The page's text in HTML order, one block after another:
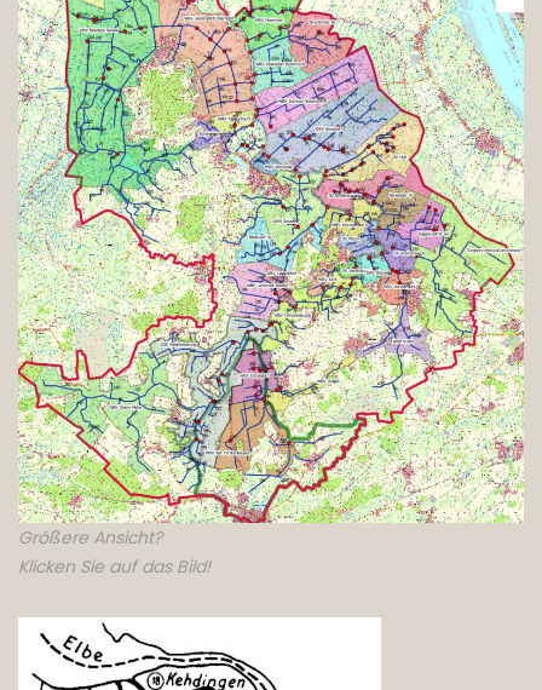
Größere Ansicht?
Klicken Sie auf das Bild!